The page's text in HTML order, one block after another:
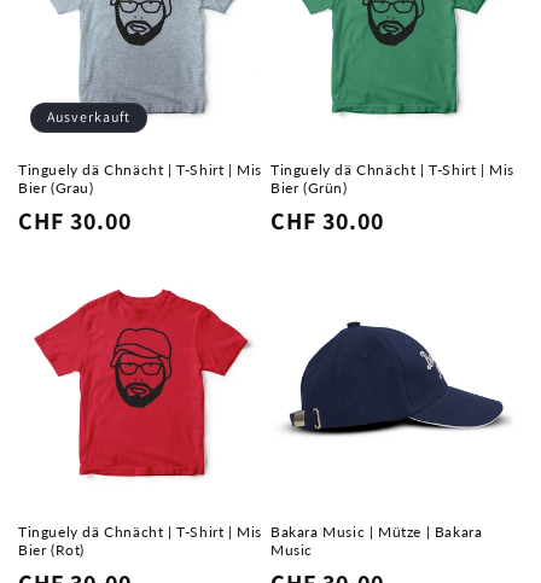
Ausverkauft
Tinguely dä Chnächt | T-Shirt | Mis
Bier (Grau)
Normaler
CHF 30.00
Tinguely dä Chnächt | T-Shirt | Mis
Bier (Grün)
Normaler
CHF 30.00
Tinguely dä Chnächt | T-Shirt | Mis
Bier (Rot)
Bakara Music | Mütze | Bakara
Music